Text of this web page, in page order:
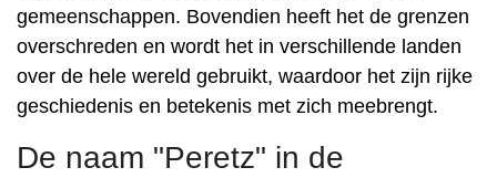
gemeenschappen. Bovendien heeft het de grenzen
overschreden en wordt het in verschillende landen
over de hele wereld gebruikt, waardoor het zijn rijke
geschiedenis en betekenis met zich meebrengt.
De naam "Peretz" in de